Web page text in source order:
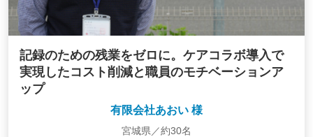
記録のための残業をゼロに。ケアコラボ導入で
実現したコスト削減と職員のモチベーションア
ップ
有限会社あおい 様
宮城県／約30名